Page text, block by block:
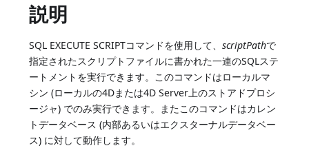
説明
SQL EXECUTE SCRIPTコマンドを使用して、scriptPathで
指定されたスクリプトファイルに書かれた一連のSQLステ
ートメントを実行できます。このコマンドはローカルマ
シン (ローカルの4Dまたは4D Server上のストアドプロシ
ージャ) でのみ実行できます。またこのコマンドはカレン
トデータベース (内部あるいはエクスターナルデータベー
ス) に対して動作します。